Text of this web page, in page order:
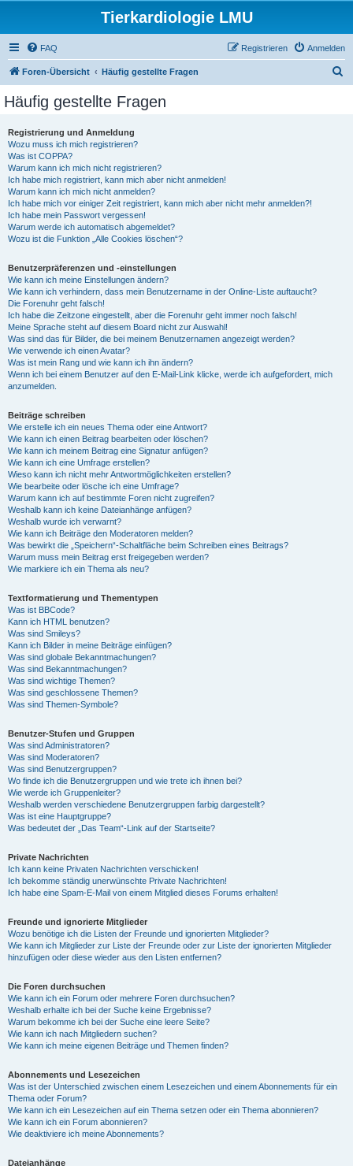
Tierkardiologie LMU
FAQ Anmelden
Registrieren
Foren-Übersicht Häufig gestellte Fragen
Häufig gestellte Fragen
Registrierung und Anmeldung
Wozu muss ich mich registrieren?
Was ist COPPA?
Warum kann ich mich nicht registrieren?
Ich habe mich registriert, kann mich aber nicht anmelden!
Warum kann ich mich nicht anmelden?
Ich habe mich vor einiger Zeit registriert, kann mich aber nicht mehr anmelden?!
Ich habe mein Passwort vergessen!
Warum werde ich automatisch abgemeldet?
Wozu ist die Funktion „Alle Cookies löschen“?
Benutzerpräferenzen und -einstellungen
Wie kann ich meine Einstellungen ändern?
Wie kann ich verhindern, dass mein Benutzername in der Online-Liste auftaucht?
Die Forenuhr geht falsch!
Ich habe die Zeitzone eingestellt, aber die Forenuhr geht immer noch falsch!
Meine Sprache steht auf diesem Board nicht zur Auswahl!
Was sind das für Bilder, die bei meinem Benutzernamen angezeigt werden?
Wie verwende ich einen Avatar?
Was ist mein Rang und wie kann ich ihn ändern?
Wenn ich bei einem Benutzer auf den E-Mail-Link klicke, werde ich aufgefordert, mich
anzumelden.
Beiträge schreiben
Wie erstelle ich ein neues Thema oder eine Antwort?
Wie kann ich einen Beitrag bearbeiten oder löschen?
Wie kann ich meinem Beitrag eine Signatur anfügen?
Wie kann ich eine Umfrage erstellen?
Wieso kann ich nicht mehr Antwortmöglichkeiten erstellen?
Wie bearbeite oder lösche ich eine Umfrage?
Warum kann ich auf bestimmte Foren nicht zugreifen?
Weshalb kann ich keine Dateianhänge anfügen?
Weshalb wurde ich verwarnt?
Wie kann ich Beiträge den Moderatoren melden?
Was bewirkt die „Speichern“-Schaltfläche beim Schreiben eines Beitrags?
Warum muss mein Beitrag erst freigegeben werden?
Wie markiere ich ein Thema als neu?
Textformatierung und Thementypen
Was ist BBCode?
Kann ich HTML benutzen?
Was sind Smileys?
Kann ich Bilder in meine Beiträge einfügen?
Was sind globale Bekanntmachungen?
Was sind Bekanntmachungen?
Was sind wichtige Themen?
Was sind geschlossene Themen?
Was sind Themen-Symbole?
Benutzer-Stufen und Gruppen
Was sind Administratoren?
Was sind Moderatoren?
Was sind Benutzergruppen?
Wo finde ich die Benutzergruppen und wie trete ich ihnen bei?
Wie werde ich Gruppenleiter?
Weshalb werden verschiedene Benutzergruppen farbig dargestellt?
Was ist eine Hauptgruppe?
Was bedeutet der „Das Team“-Link auf der Startseite?
Private Nachrichten
Ich kann keine Privaten Nachrichten verschicken!
Ich bekomme ständig unerwünschte Private Nachrichten!
Ich habe eine Spam-E-Mail von einem Mitglied dieses Forums erhalten!
Freunde und ignorierte Mitglieder
Wozu benötige ich die Listen der Freunde und ignorierten Mitglieder?
Wie kann ich Mitglieder zur Liste der Freunde oder zur Liste der ignorierten Mitglieder
hinzufügen oder diese wieder aus den Listen entfernen?
Die Foren durchsuchen
Wie kann ich ein Forum oder mehrere Foren durchsuchen?
Weshalb erhalte ich bei der Suche keine Ergebnisse?
Warum bekomme ich bei der Suche eine leere Seite?
Wie kann ich nach Mitgliedern suchen?
Wie kann ich meine eigenen Beiträge und Themen finden?
Abonnements und Lesezeichen
Was ist der Unterschied zwischen einem Lesezeichen und einem Abonnements für ein
Thema oder Forum?
Wie kann ich ein Lesezeichen auf ein Thema setzen oder ein Thema abonnieren?
Wie kann ich ein Forum abonnieren?
Wie deaktiviere ich meine Abonnements?
Dateianhänge